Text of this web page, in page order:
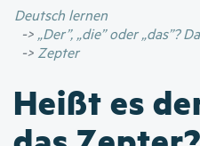
Deutsch lernen
„Der”, „die” oder „das”?
Zepter
Heißt es